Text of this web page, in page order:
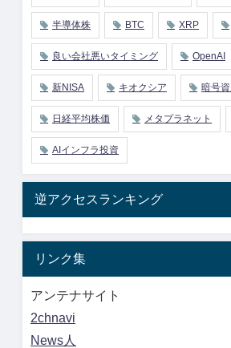
半導体株 BTC XRP
良い会社悪いタイミング OpenAI
新NISA キオクシア 暗号
日経平均株価 メタプラネット
AIインフラ投資
逆アクセスランキング
リンク集
アンテナサイト
2chnavi
News人